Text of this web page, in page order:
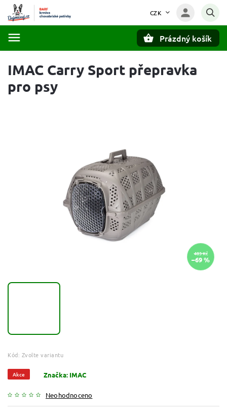
CZK
Prázdný košík
IMAC Carry Sport přepravka
pro psy
483 Kč
–69 %
Kód: Zvolte variantu
Akce
Neohodnoceno
Značka: IMAC